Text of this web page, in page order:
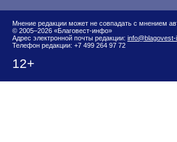
Мнение редакции может не совпадать с мнением
© 2005–2026 «Благовест-инфо»
Адрес электронной почты редакции: info@blagovest-
Телефон редакции: +7 499 264 97 72
12+